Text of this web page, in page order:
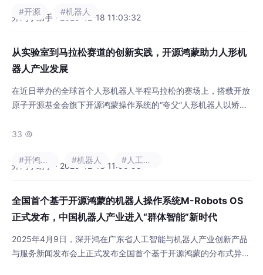
协同难题 机器人行业正面临两大关键挑战：一方面，传统通用操
开鸿小助手 · 2025-12-18 11:03:32
#开源 #机器人
从实验室到马拉松赛道的创新实践，开源鸿蒙助力人形机
器人产业发展
在近日举办的全球首个人形机器人半程马拉松的赛场上，搭载开放
原子开源基金会旗下开源鸿蒙操作系统的“夸父”人形机器人以矫健
司（简称“深开鸿”）与乐聚(深圳)机器人技术有限公司（简称“乐
的实战验证，更成为开源鸿蒙操作系统在人形机器人领域的一次创
33 
开鸿小助手 · 2025-12-18 11:00:55
#开鸿Developer社区 #机器人 #人工智能
全国首个基于开源鸿蒙的机器人操作系统M-Robots OS
正式发布，中国机器人产业进入“群体智能”新时代
2025年4月9日，深开鸿在广东省人工智能与机器人产业创新产品
与服务新闻发布会上正式发布全国首个基于开源鸿蒙的分布式异构